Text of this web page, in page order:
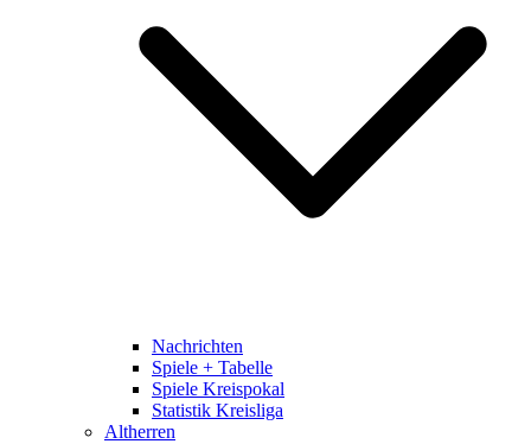
Nachrichten
Spiele + Tabelle
Spiele Kreispokal
Statistik Kreisliga
Altherren